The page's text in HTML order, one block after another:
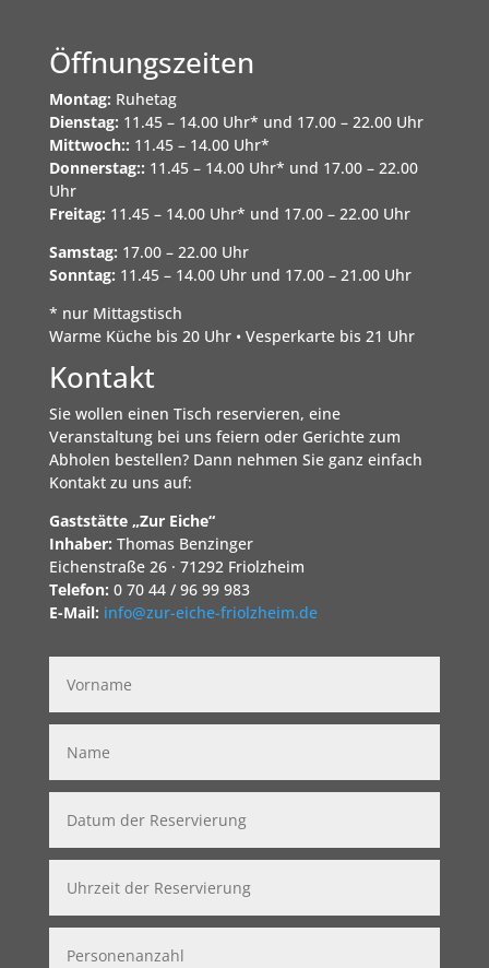
Öffnungszeiten
Montag: Ruhetag
Dienstag: 11.45 – 14.00 Uhr* und 17.00 – 22.00 Uhr
Mittwoch:: 11.45 – 14.00 Uhr*
Donnerstag:: 11.45 – 14.00 Uhr* und 17.00 – 22.00
Uhr
Freitag: 11.45 – 14.00 Uhr* und 17.00 – 22.00 Uhr
Samstag: 17.00 – 22.00 Uhr
Sonntag: 11.45 – 14.00 Uhr und 17.00 – 21.00 Uhr
* nur Mittagstisch
Warme Küche bis 20 Uhr • Vesperkarte bis 21 Uhr
Kontakt
Sie wollen einen Tisch reservieren, eine
Veranstaltung bei uns feiern oder Gerichte zum
Abholen bestellen? Dann nehmen Sie ganz einfach
Kontakt zu uns auf:
Gaststätte „Zur Eiche“
Inhaber: Thomas Benzinger
Eichenstraße 26 · 71292 Friolzheim
Telefon: 0 70 44 / 96 99 983
E-Mail: info@zur-eiche-friolzheim.de